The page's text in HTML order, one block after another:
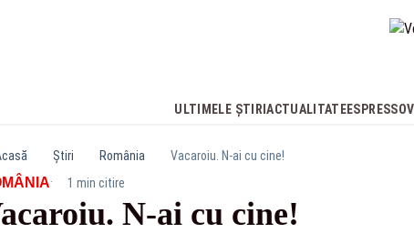
ULTIMELE ȘTIRIACTUALITATEESPRESSO
Știri România Vacaroiu. N-ai cu cine!
· 1 min citire
N-ai cu cine!